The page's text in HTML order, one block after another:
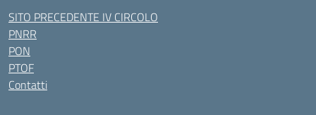
SITO PRECEDENTE IV CIRCOLO
PNRR
PON
PTOF
Contatti